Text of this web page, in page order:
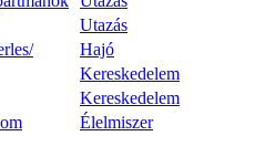
Utazás
Hajó
Kereskedelem
Kereskedelem
Élelmiszer